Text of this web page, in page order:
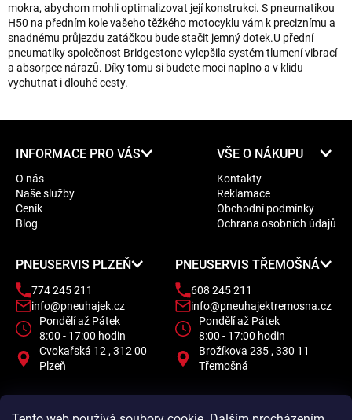
mokra, abychom mohli optimalizovat její konstrukci. S pneumatikou
H50 na předním kole vašeho těžkého motocyklu vám k preciznímu a
snadnému průjezdu zatáčkou bude stačit jemný dotek.U přední
pneumatiky společnost Bridgestone vylepšila systém tlumení vibrací
a absorpce nárazů. Díky tomu si budete moci naplno a v klidu
vychutnat i dlouhé cesty.
INFORMACE PRO VÁS
O nás
Naše služby
Ceník
Blog
VŠE O NÁKUPU
Kontakty
Reklamace
Obchodní podmínky
Ochrana osobních údajů
PNEUSERVIS PLZEŇ
774 245 211
info@pneuhajek.cz
Pondělí až Pátek
8:00 - 17:00 hodin
Cvokařská 12 , 312 00
Plzeň
PNEUSERVIS TŘEMOŠNÁ
608 245 211
info@pneuhajektremosna.cz
Pondělí až Pátek
8:00 - 17:00 hodin
Brožíkova 235 , 330 11
Třemošná